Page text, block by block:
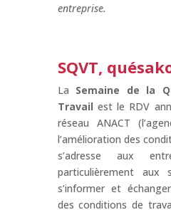
entreprise.
SQVT,
La Semaine de la
Travail est le RDV
réseau ANACT
l’amélioration des
s’adresse aux
particulièrement aux
s’informer et
des conditions de